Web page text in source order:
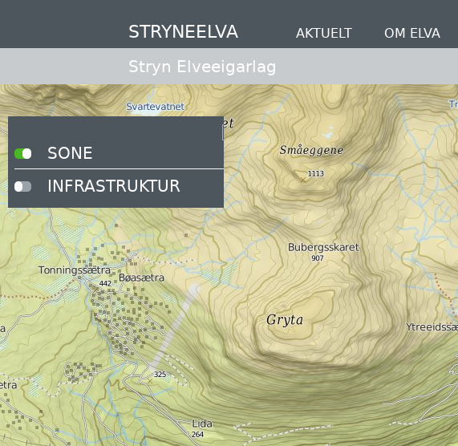
hovedinnhold
STRYNEELVA AKTUELT OM ELVA
Stryn Elveeigarlag
X
SONE
INFRASTRUKTUR